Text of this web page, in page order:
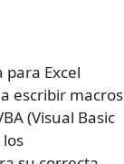
para Excel
escribir macros
(Visual Basic